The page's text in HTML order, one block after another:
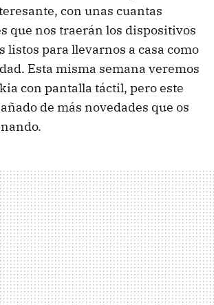
con unas cuantas
que nos traerán los dispositivos
listos para llevarnos a casa como
Esta misma semana veremos
con pantalla táctil, pero este
de más novedades que os